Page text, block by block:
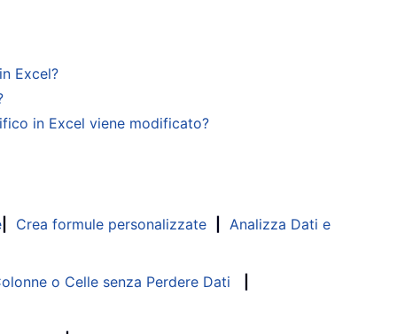
Excel?
in Excel viene modificato?
Crea formule personalizzate
Analizza Dati e
o Celle senza Perdere Dati